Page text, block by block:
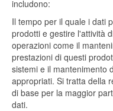
includono:
Il tempo per il quale i dati
prodotti e gestire l'attività
operazioni come il
prestazioni di questi
sistemi e il mantenimento
appropriati. Si tratta della
di base per la maggior
dati.